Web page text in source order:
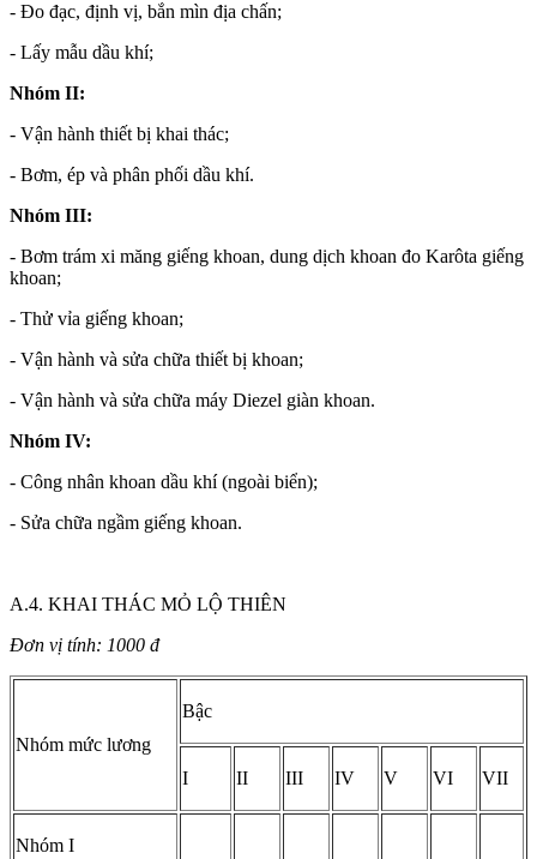
- Đo đạc, định vị, bắn mìn địa chấn;
- Lấy mẫu dầu khí;
Nhóm II:
- Vận hành thiết bị khai thác;
- Bơm, ép và phân phối dầu khí.
Nhóm III:
- Bơm trám xi măng giếng khoan, dung dịch khoan đo Karôta giếng
khoan;
- Thử vỉa giếng khoan;
- Vận hành và sửa chữa thiết bị khoan;
- Vận hành và sửa chữa máy Diezel giàn khoan.
Nhóm IV:
- Công nhân khoan dầu khí (ngoài biển);
- Sửa chữa ngầm giếng khoan.
A.4. KHAI THÁC MỎ LỘ THIÊN
Đơn vị tính: 1000 đ
Nhóm mức lương
Bậc
I II III IV V VI VII
Nhóm I